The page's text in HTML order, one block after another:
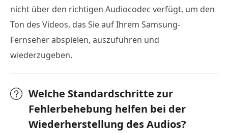
nicht über den richtigen Audiocodec verfügt, um den
Ton des Videos, das Sie auf Ihrem Samsung-
Fernseher abspielen, auszuführen und
wiederzugeben.
Welche Standardschritte zur
Fehlerbehebung helfen bei der
Wiederherstellung des Audios?